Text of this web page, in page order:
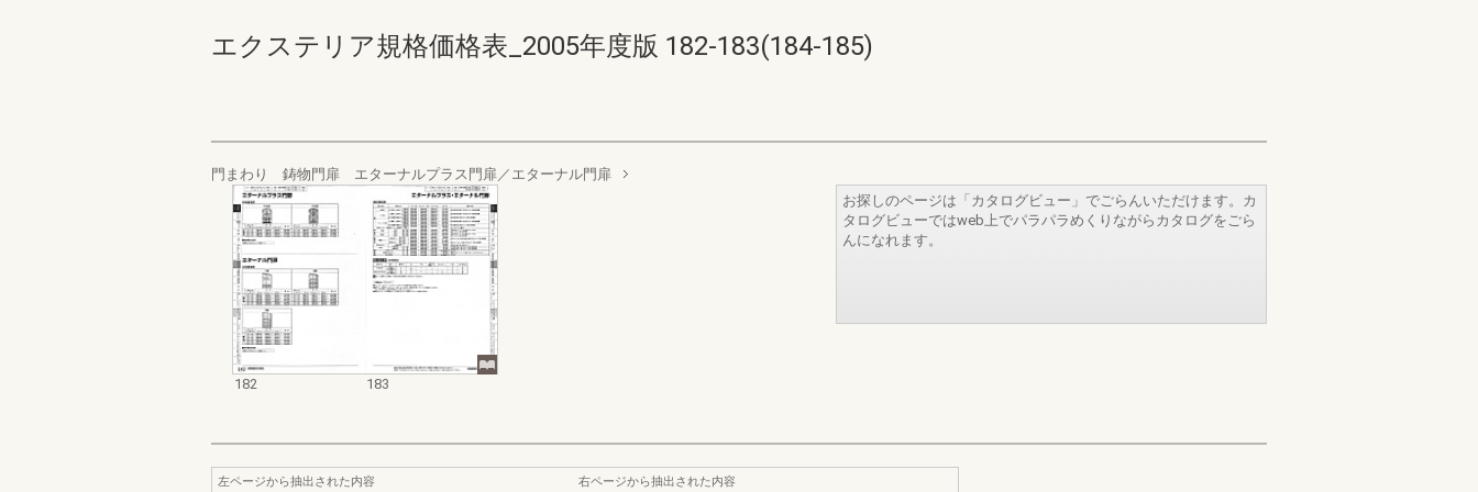
エクステリア規格価格表_2005年度版 182-183(184-185)
門まわり 鋳物門扉 エターナルプラス門扉／エターナル門扉
182 183
お探しのページは「カタログビュー」でごらんいただけます。カ
タログビューではweb上でパラパラめくりながらカタログをごら
んになれます。
左ページから抽出された内容 右ページから抽出された内容